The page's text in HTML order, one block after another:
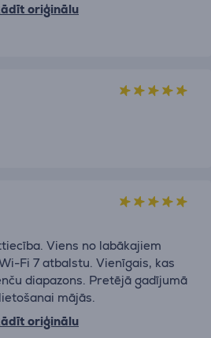
oriģinālu
Viens no labākajiem
Fi 7 atbalstu. Vienīgais, kas
diapazons. Pretējā gadījumā
mājās.
oriģinālu